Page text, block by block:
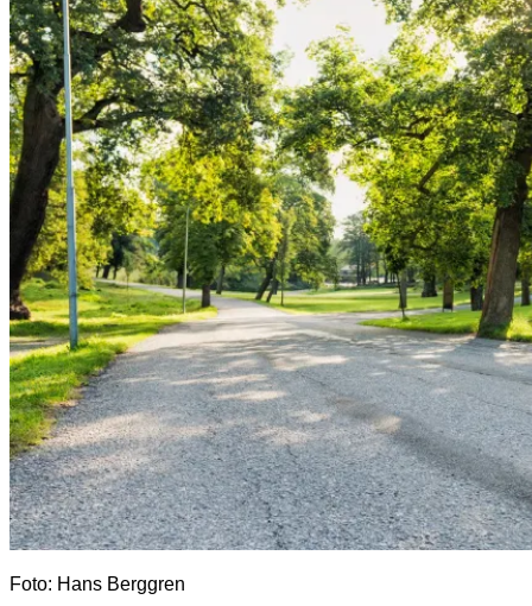
Foto: Hans Berggren